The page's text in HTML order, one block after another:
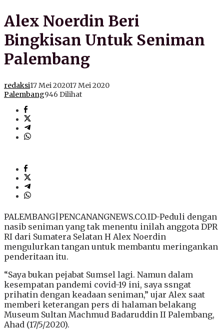
Alex Noerdin Beri
Bingkisan Untuk Seniman
Palembang
redaksi17 Mei 202017 Mei 2020
Palembang946 Dilihat
PALEMBANG|PENCANANGNEWS.CO.ID-Peduli dengan
nasib seniman yang tak menentu inilah anggota DPR
RI dari Sumatera Selatan H Alex Noerdin
mengulurkan tangan untuk membantu meringankan
penderitaan itu.
“Saya bukan pejabat Sumsel lagi. Namun dalam
kesempatan pandemi covid-19 ini, saya ssngat
prihatin dengan keadaan seniman,” ujar Alex saat
memberi keterangan pers di halaman belakang
Museum Sultan Machmud Badaruddin II Palembang,
Ahad (17/5/2020).